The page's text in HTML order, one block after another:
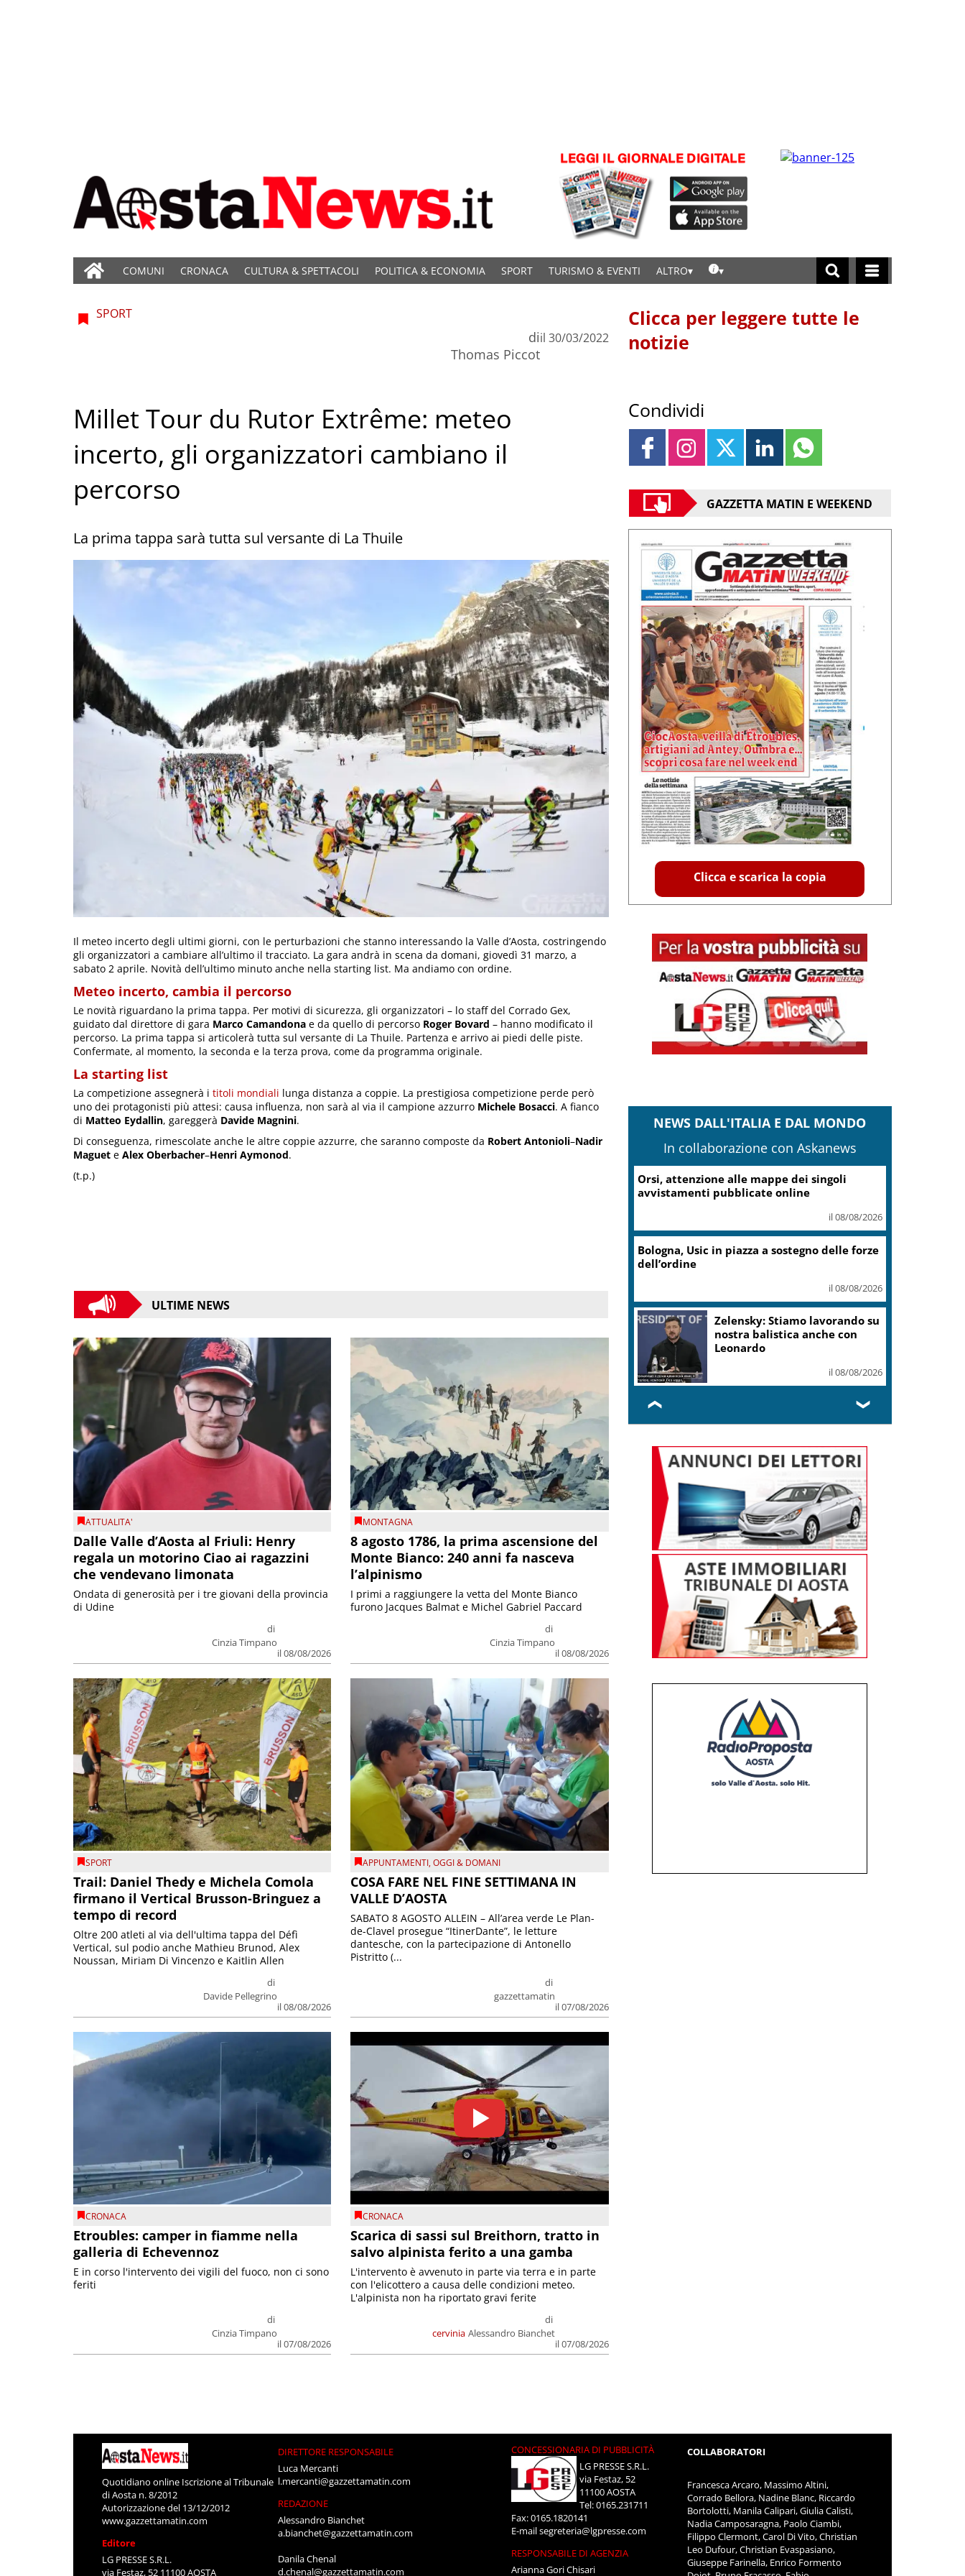
COMUNI CRONACA CULTURA & SPETTACOLI POLITICA & ECONOMIA SPORT TURISMO & EVENTI ALTRO
SPORT
di
Thomas Piccot
il 30/03/2022
Millet Tour du Rutor Extrême: meteo
incerto, gli organizzatori cambiano il
percorso
La prima tappa sarà tutta sul versante di La Thuile
Il meteo incerto degli ultimi giorni, con le perturbazioni che stanno interessando la Valle d’Aosta, costringendo
gli organizzatori a cambiare all’ultimo il tracciato. La gara andrà in scena da domani, giovedì 31 marzo, a
sabato 2 aprile. Novità dell’ultimo minuto anche nella starting list. Ma andiamo con ordine.
Meteo incerto, cambia il percorso
Le novità riguardano la prima tappa. Per motivi di sicurezza, gli organizzatori – lo staff del Corrado Gex,
guidato dal direttore di gara Marco Camandona e da quello di percorso Roger Bovard – hanno modificato il
percorso. La prima tappa si articolerà tutta sul versante di La Thuile. Partenza e arrivo ai piedi delle piste.
Confermate, al momento, la seconda e la terza prova, come da programma originale.
La starting list
La competizione assegnerà i titoli mondiali lunga distanza a coppie. La prestigiosa competizione perde però
uno dei protagonisti più attesi: causa influenza, non sarà al via il campione azzurro Michele Bosacci. A fianco
di Matteo Eydallin, gareggerà Davide Magnini.
Di conseguenza, rimescolate anche le altre coppie azzurre, che saranno composte da Robert Antonioli–Nadir
Maguet e Alex Oberbacher–Henri Aymonod.
(t.p.)
ULTIME NEWS
ATTUALITA'
Dalle Valle d’Aosta al Friuli: Henry
regala un motorino Ciao ai ragazzini
che vendevano limonata
di
Cinzia Timpano
il 08/08/2026
Ondata di generosità per i tre giovani della provincia
di Udine
MONTAGNA
8 agosto 1786, la prima ascensione del
Monte Bianco: 240 anni fa nasceva
l’alpinismo
di
Cinzia Timpano
il 08/08/2026
I primi a raggiungere la vetta del Monte Bianco
furono Jacques Balmat e Michel Gabriel Paccard
SPORT
Trail: Daniel Thedy e Michela Comola
firmano il Vertical Brusson-Bringuez a
tempo di record
di
Davide Pellegrino
il 08/08/2026
Oltre 200 atleti al via dell'ultima tappa del Défì
Vertical, sul podio anche Mathieu Brunod, Alex
Noussan, Miriam Di Vincenzo e Kaitlin Allen
APPUNTAMENTI,OGGI & DOMANI
COSA FARE NEL FINE SETTIMANA IN
VALLE D’AOSTA
di
gazzettamatin
il 07/08/2026
SABATO 8 AGOSTO ALLEIN – All’area verde Le Plan-
de-Clavel prosegue “ItinerDante”, le letture
dantesche, con la partecipazione di Antonello
Pistritto (...
CRONACA
Etroubles: camper in fiamme nella
galleria di Echevennoz
di
Cinzia Timpano
il 07/08/2026
E in corso l'intervento dei vigili del fuoco, non ci sono
feriti
CRONACA
Scarica di sassi sul Breithorn, tratto in
salvo alpinista ferito a una gamba
cervinia
di
Alessandro Bianchet
il 07/08/2026
L'intervento è avvenuto in parte via terra e in parte
con l'elicottero a causa delle condizioni meteo.
L'alpinista non ha riportato gravi ferite
Clicca per leggere tutte le
notizie
Condividi
GAZZETTA MATIN E WEEKEND
Clicca e scarica la copia
NEWS DALL'ITALIA E DAL MONDO
In collaborazione con Askanews
Campi Flegrei, Fico: Al via lavori hub Pozzuoli
Ostia, investe un ciclista e fugge,
rintracciato da Polizia Locale
il 08/08/2026
I Barisei: vendemmia notturna
per tutelare chi lavora nei
filari
il 08/08/2026
❮ ❯
Quotidiano online Iscrizione al Tribunale
di Aosta n. 8/2012
Autorizzazione del 13/12/2012
www.gazzettamatin.com
Editore
LG PRESSE S.R.L.
via Festaz, 52 11100 AOSTA
DIRETTORE RESPONSABILE
Luca Mercanti
l.mercanti@gazzettamatin.com
REDAZIONE
Alessandro Bianchet
a.bianchet@gazzettamatin.com
Danila Chenal
d.chenal@gazzettamatin.com
CONCESSIONARIA DI PUBBLICITÀ
LG PRESSE S.R.L.
via Festaz, 52
11100 AOSTA
Tel: 0165.231711
Fax: 0165.1820141
E-mailsegreteria@lgpresse.com
RESPONSABILE DI AGENZIA
Arianna Gori Chisari
COLLABORATORI
Francesca Arcaro, Massimo Altini,
Corrado Bellora, Nadine Blanc, Riccardo
Bortolotti, Manila Calipari, Giulia Calisti,
Nadia Camposaragna, Paolo Ciambi,
Filippo Clermont, Carol Di Vito, Christian
Leo Dufour, Christian Evaspasiano,
Giuseppe Farinella, Enrico Formento